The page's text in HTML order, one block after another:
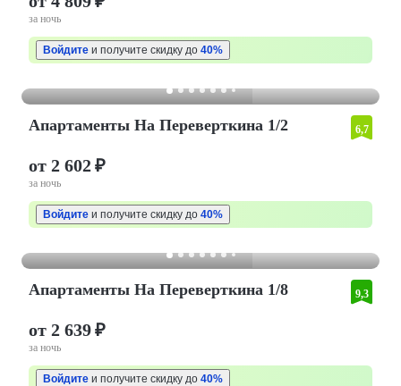
за ночь
Войдите и получите скидку до 40%
Апартаменты На Переверткина 1/2 6,7
от 2 602 ₽
за ночь
Войдите и получите скидку до 40%
Апартаменты На Переверткина 1/8 9,3
от 2 639 ₽
за ночь
Войдите и получите скидку до 40%